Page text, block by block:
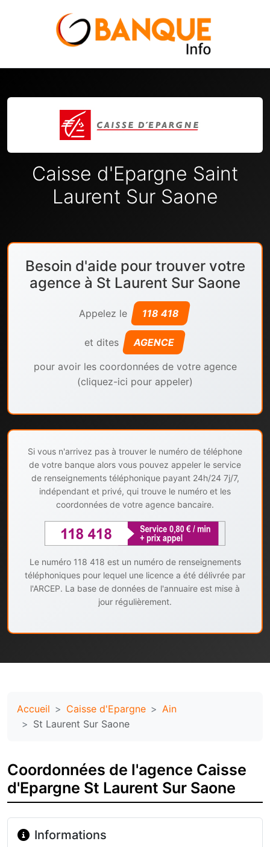
Caisse d'Epargne Saint
Laurent Sur Saone
Besoin d'aide pour trouver votre
agence à St Laurent Sur Saone
Appelez le 118 418
et dites AGENCE
pour avoir les coordonnées de votre agence
(cliquez-ici pour appeler)
Si vous n'arrivez pas à trouver le numéro de téléphone
de votre banque alors vous pouvez appeler le service
de renseignements téléphonique payant 24h/24 7j/7,
indépendant et privé, qui trouve le numéro et les
coordonnées de votre agence bancaire.
Le numéro 118 418 est un numéro de renseignements
téléphoniques pour lequel une licence a été délivrée par
l'ARCEP. La base de données de l'annuaire est mise à
jour régulièrement.
Accueil Caisse d'Epargne
Ain
St Laurent Sur Saone
Coordonnées de l'agence Caisse
d'Epargne St Laurent Sur Saone
Informations